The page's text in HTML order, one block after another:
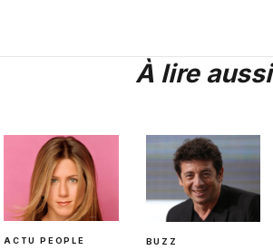
À lire aussi
ACTU PEOPLE BUZZ